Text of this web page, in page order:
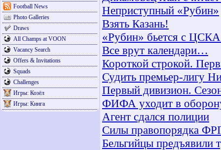
Football News
Photo Galleries
Draws
All Champs at VOON
Vacancy Search
Offers & Invitations
Squads
Challenges
Игры: Козёл
Игры: Кинга
Неприступный «Рубин»
Взять Казань!
«Рубин» бьется с
Все врут календари…
Короткой строкой.
Судить премьер-лигу
Первый дивизион.
ФИФА уходит в
Агент сдался полиции
Силы правопорядка
Бельгийцы предъявили